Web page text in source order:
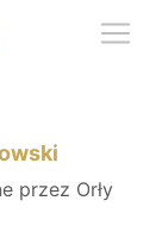
przez Orły